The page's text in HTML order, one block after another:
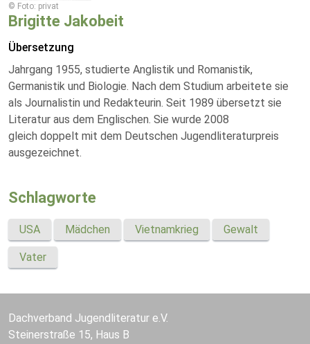
© Foto: privat
Brigitte Jakobeit
Übersetzung
Jahrgang 1955, studierte Anglistik und Romanistik,
Germanistik und Biologie. Nach dem Studium arbeitete sie
als Journalistin und Redakteurin. Seit 1989 übersetzt sie
Literatur aus dem Englischen. Sie wurde 2008
gleich doppelt mit dem Deutschen Jugendliteraturpreis
ausgezeichnet.
Schlagworte
USA Mädchen Vietnamkrieg Gewalt
Vater
Dachverband Jugendliteratur e.V.
Steinerstraße 15, Haus B